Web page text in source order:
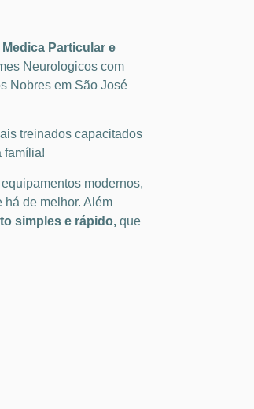
Particular e
Neurologicos com
Nobres em São José
treinados capacitados
família!
modernos,
há de melhor. Além
simples e rápido, que